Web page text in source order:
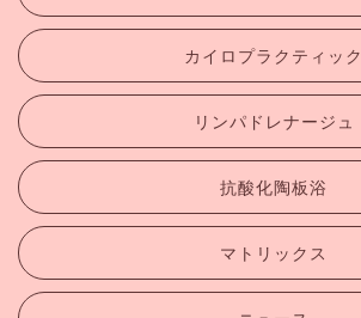
カイロプラクティック
リンパドレナージュ
抗酸化陶板浴
マトリックス